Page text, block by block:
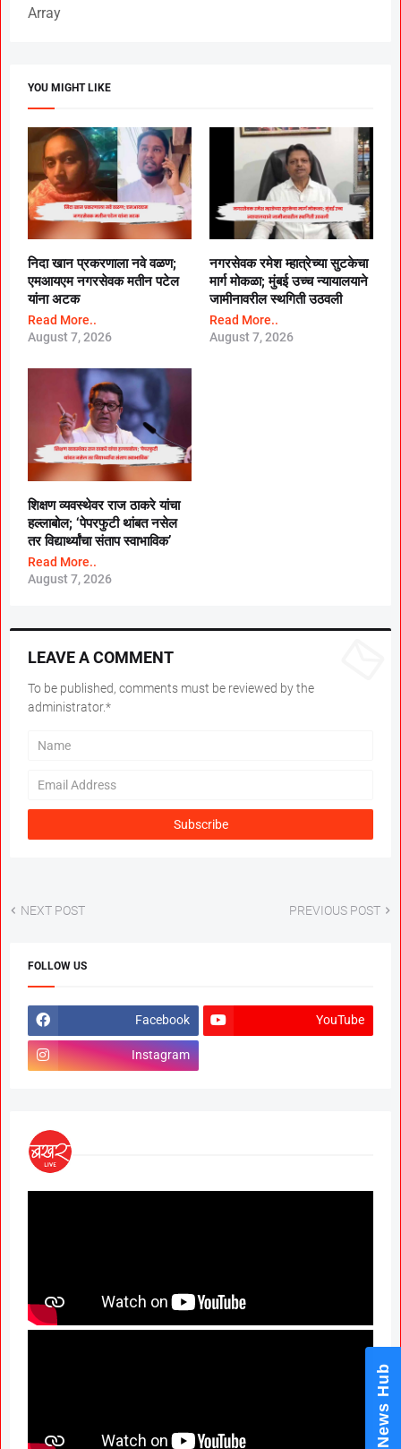
Array
YOU MIGHT LIKE
निदा खान प्रकरणाला नवे वळण;
एमआयएम नगरसेवक मतीन पटेल
यांना अटक
Read More..
August 7, 2026
नगरसेवक रमेश म्हात्रेच्या सुटकेचा
मार्ग मोकळा; मुंबई उच्च न्यायालयाने
जामीनावरील स्थगिती उठवली
Read More..
August 7, 2026
शिक्षण व्यवस्थेवर राज ठाकरे यांचा
हल्लाबोल; ‘पेपरफुटी थांबत नसेल
तर विद्यार्थ्यांचा संताप स्वाभाविक’
Read More..
August 7, 2026
LEAVE A COMMENT
To be published, comments must be reviewed by the
administrator.*
NEXT POST PREVIOUS POST
FOLLOW US
Facebook YouTube
Instagram
News Hub